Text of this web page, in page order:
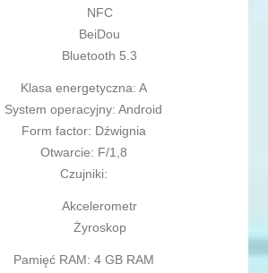
NFC
BeiDou
Bluetooth 5.3
Klasa energetyczna: A
System operacyjny: Android
Form factor: Dźwignia
Otwarcie: F/1,8
Czujniki:
Akcelerometr
Żyroskop
Pamięć RAM: 4 GB RAM